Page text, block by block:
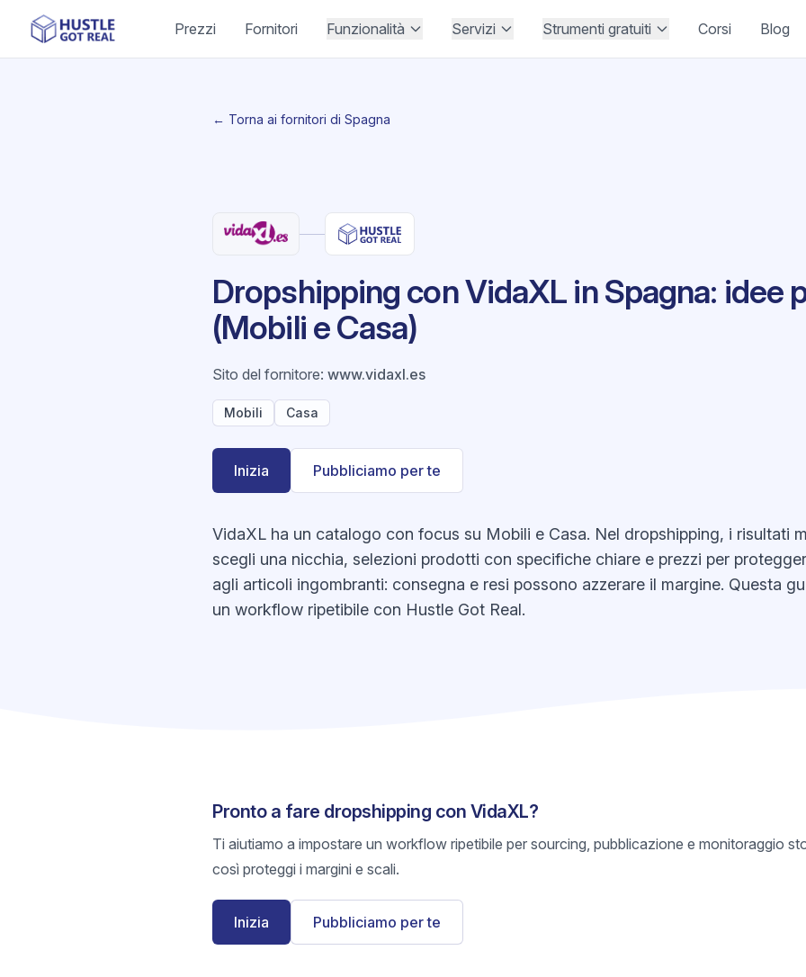
Prezzi Fornitori Funzionalità Servizi Strumenti gratuiti Corsi Blog
← Torna ai fornitori di Spagna
Dropshipping con VidaXL in Spagna: idee
(Mobili e Casa)
Sito del fornitore: www.vidaxl.es
Mobili Casa
Inizia Pubbliciamo per te
VidaXL ha un catalogo con focus su Mobili e Casa. Nel dropshipping, i risultati
scegli una nicchia, selezioni prodotti con specifiche chiare e prezzi per
agli articoli ingombranti: consegna e resi possono azzerare il margine. Questa
un workflow ripetibile con Hustle Got Real.
Pronto a fare dropshipping con VidaXL?
Ti aiutiamo a impostare un workflow ripetibile per sourcing, pubblicazione e monitoraggio
così proteggi i margini e scali.
Inizia Pubbliciamo per te